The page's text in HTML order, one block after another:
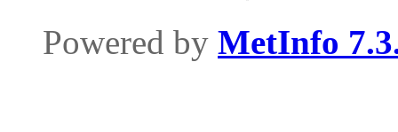
Powered by MetInfo